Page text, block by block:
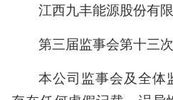
江西九丰能源股份有
第三届监事会第十三
本公司监事会及全体